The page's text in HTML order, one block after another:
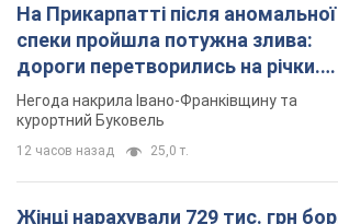
неочікуване рішення
Чи треба платити борг через донарахування
7 часов назад 30,9 т.